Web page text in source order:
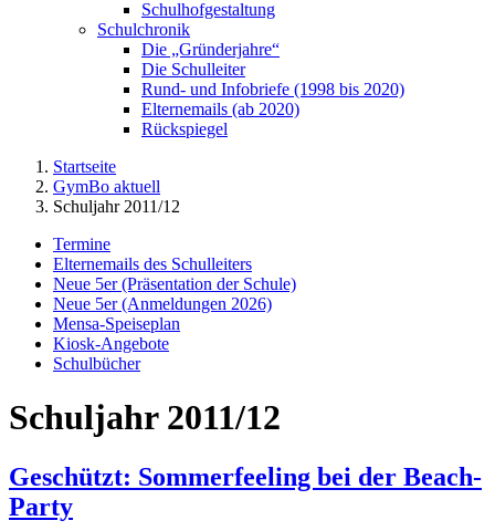
Schulhofgestaltung
Schulchronik
Die „Gründerjahre“
Die Schulleiter
Rund- und Infobriefe (1998 bis 2020)
Elternemails (ab 2020)
Rückspiegel
Startseite
GymBo aktuell
Schuljahr 2011/12
Termine
Elternemails des Schulleiters
Neue 5er (Präsentation der Schule)
Neue 5er (Anmeldungen 2026)
Mensa-Speiseplan
Kiosk-Angebote
Schulbücher
Schuljahr 2011/12
Geschützt: Sommerfeeling bei der Beach-
Party